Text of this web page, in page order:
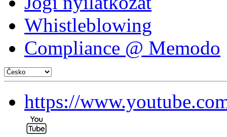
Whistleblowing
Compliance @ Memodo
https://